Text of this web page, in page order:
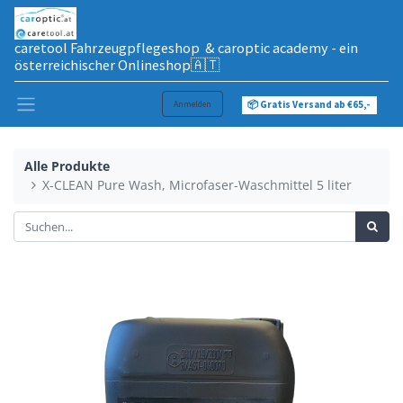
caretool Fahrzeugpflegeshop & caroptic academy - ein
österreichischer Onlineshop🇦🇹
Anmelden 📦 Gratis Versand ab €65,-
Alle Produkte
X-CLEAN Pure Wash, Microfaser-Waschmittel 5 liter